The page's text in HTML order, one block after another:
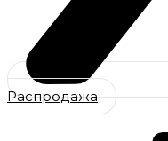
Распродажа